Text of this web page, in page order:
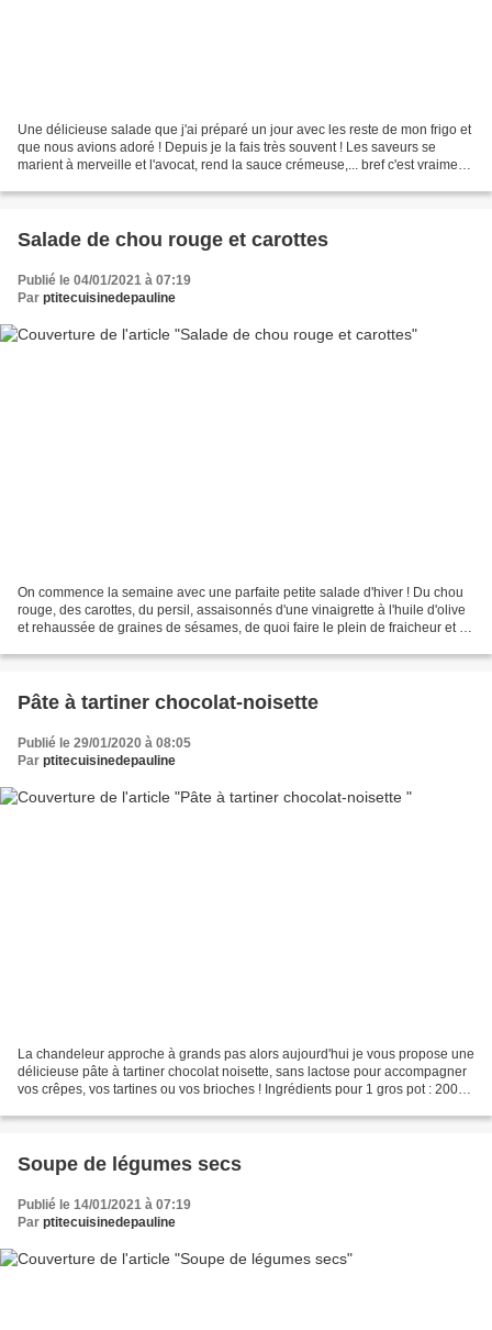
Une délicieuse salade que j'ai préparé un jour avec les reste de mon frigo et
que nous avions adoré ! Depuis je la fais très souvent ! Les saveurs se
marient à merveille et l'avocat, rend la sauce crémeuse,... bref c'est vraiment
Salade de chou rouge et carottes
Publié le 04/01/2021 à 07:19
Par ptitecuisinedepauline
On commence la semaine avec une parfaite petite salade d'hiver ! Du chou
rouge, des carottes, du persil, assaisonnés d'une vinaigrette à l'huile d'olive
et rehaussée de graines de sésames, de quoi faire le plein de fraicheur et de
Pâte à tartiner chocolat-noisette
Publié le 29/01/2020 à 08:05
Par ptitecuisinedepauline
La chandeleur approche à grands pas alors aujourd'hui je vous propose une
délicieuse pâte à tartiner chocolat noisette, sans lactose pour accompagner
vos crêpes, vos tartines ou vos brioches ! Ingrédients pour 1 gros pot : 200g
Soupe de légumes secs
Publié le 14/01/2021 à 07:19
Par ptitecuisinedepauline